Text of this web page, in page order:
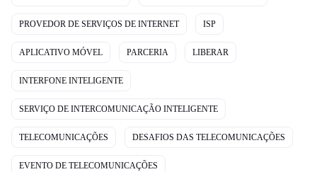
PROVEDOR DE SERVIÇOS DE INTERNET ISP
APLICATIVO MÓVEL PARCERIA LIBERAR
INTERFONE INTELIGENTE
SERVIÇO DE INTERCOMUNICAÇÃO INTELIGENTE
TELECOMUNICAÇÕES DESAFIOS DAS TELECOMUNICAÇÕES
EVENTO DE TELECOMUNICAÇÕES